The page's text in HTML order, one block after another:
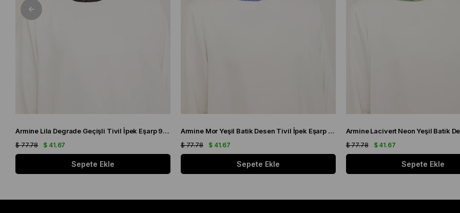
Armine Lila Degrade Geçişli Tivil İpek Eşarp 9051 - 59
$ 41.67
$ 77.78
Sepete Ekle
Armine Mor Yeşil Batik Desen Tivil İpek Eşarp 9136 - 50
$ 41.67
$ 77.78
Sepete Ekle
$ 41.67
$ 77.78
Sepete Ekle